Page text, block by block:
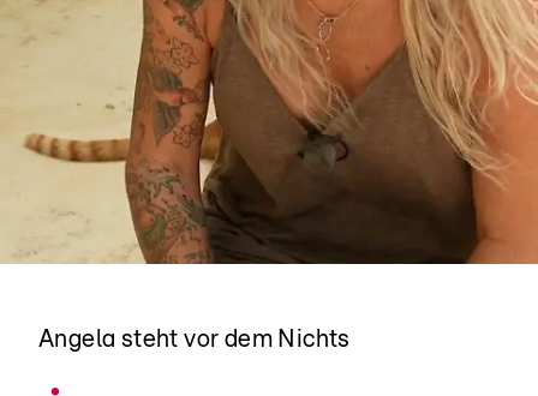
Angela steht vor dem Nichts